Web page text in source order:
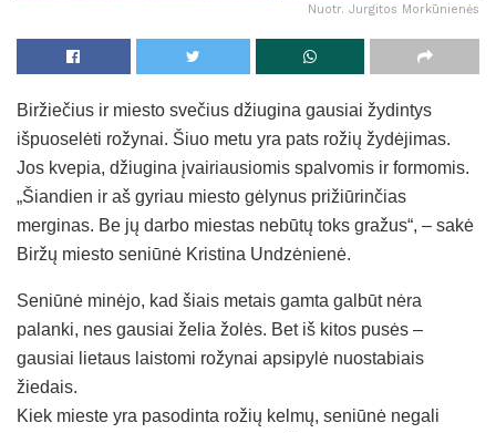
Nuotr. Jurgitos Morkūnienės
Biržiečius ir miesto svečius džiugina gausiai žydintys
išpuoselėti rožynai. Šiuo metu yra pats rožių žydėjimas.
Jos kvepia, džiugina įvairiausiomis spalvomis ir formomis.
„Šiandien ir aš gyriau miesto gėlynus prižiūrinčias
merginas. Be jų darbo miestas nebūtų toks gražus“, – sakė
Biržų miesto seniūnė Kristina Undzėnienė.
Seniūnė minėjo, kad šiais metais gamta galbūt nėra
palanki, nes gausiai želia žolės. Bet iš kitos pusės –
gausiai lietaus laistomi rožynai apsipylė nuostabiais
žiedais.
Kiek mieste yra pasodinta rožių kelmų, seniūnė negali